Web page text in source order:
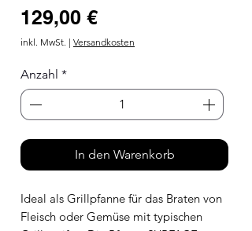
129,00 €Preis
inkl. MwSt. | Versandkosten
Anzahl *
In den Warenkorb
Ideal als Grillpfanne für das Braten von
Fleisch oder Gemüse mit typischen